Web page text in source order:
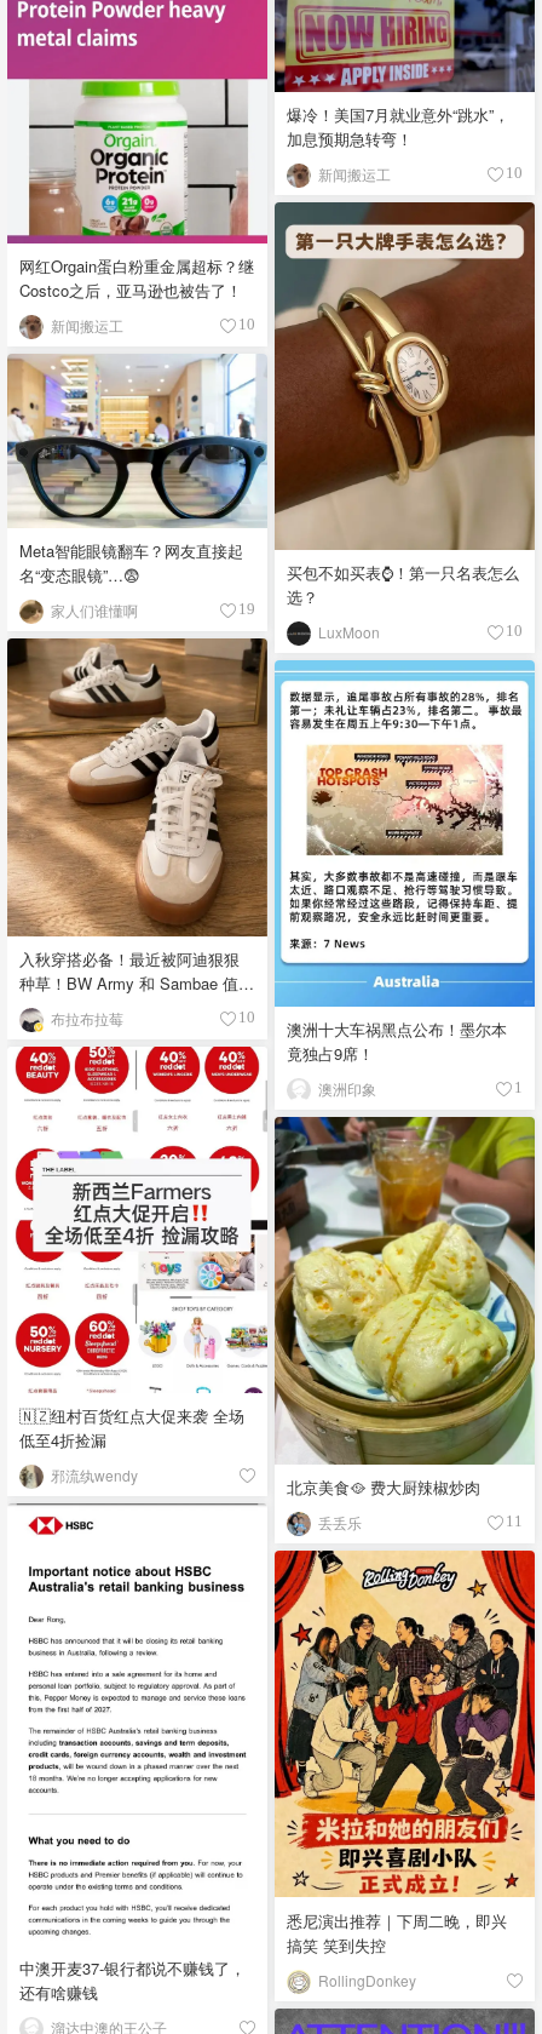
网红Orgain蛋白粉重金属超标？继
Costco之后，亚马逊也被告了！
新闻搬运工 10
爆冷！美国7月就业意外“跳水”，
加息预期急转弯！
新闻搬运工 10
买包不如买表⌚️！第一只名表怎么
选？
LuxMoon 10
Meta智能眼镜翻车？网友直接起
名“变态眼镜”…😨
家人们谁懂啊 19
入秋穿搭必备！最近被阿迪狠狠
种草！BW Army 和 Sambae 值得
拥有！布拉布拉莓 10
澳洲十大车祸黑点公布！墨尔本
竟独占9席！
澳洲印象 1
🇳🇿纽村百货红点大促来袭 全场
低至4折捡漏
邪流纨wendy
北京美食🥘 费大厨辣椒炒肉
丢丢乐 11
中澳开麦37-银行都说不赚钱了，
还有啥赚钱
溜达中澳的王公子
悉尼演出推荐｜下周二晚，即兴
搞笑 笑到失控
RollingDonkey